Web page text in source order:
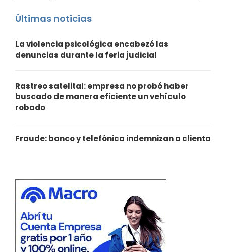
Últimas noticias
La violencia psicológica encabezó las
denuncias durante la feria judicial
Rastreo satelital: empresa no probó haber
buscado de manera eficiente un vehículo
robado
Fraude: banco y telefónica indemnizan a clienta